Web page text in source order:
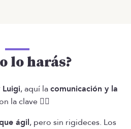
lo harás?
, aquí lacomunicación y la
la clave 👌🏾
ágil, pero sin rigideces. Los